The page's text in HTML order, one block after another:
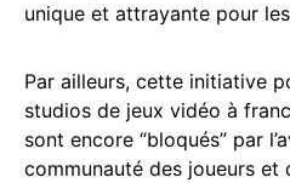
unique et attrayante pour
Par ailleurs, cette initiative
studios de jeux vidéo à
sont encore “bloqués” par
communauté des joueurs et